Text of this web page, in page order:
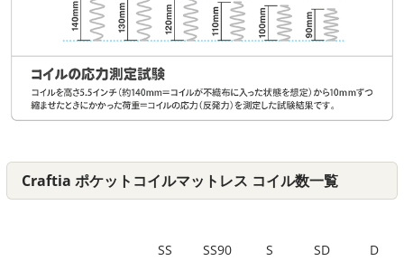
Craftia ポケットコイルマットレス コイル数一覧
SS SS90 S SD D